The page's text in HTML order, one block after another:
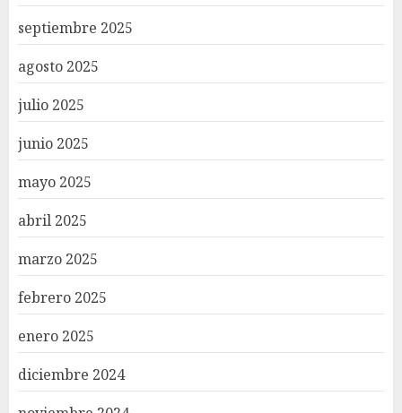
septiembre 2025
agosto 2025
julio 2025
junio 2025
mayo 2025
abril 2025
marzo 2025
febrero 2025
enero 2025
diciembre 2024